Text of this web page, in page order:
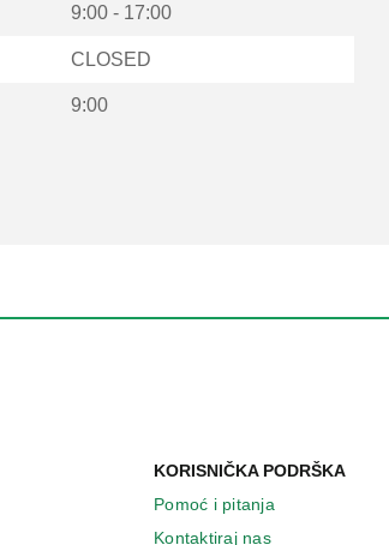
9:00 - 17:00
CLOSED
9:00
KORISNIČKA PODRŠKA
Pomoć i pitanja
Kontaktiraj nas